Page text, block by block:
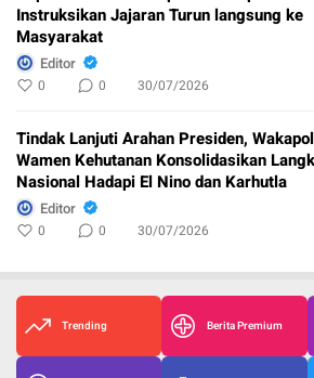
Instruksikan Jajaran Turun langsung ke
Masyarakat
Editor
0 0 30/07/2026
Tindak Lanjuti Arahan Presiden,
Wamen Kehutanan Konsolidasikan
Nasional Hadapi El Nino dan Karhutla
Editor
0 0 30/07/2026
Trending Berita Premium